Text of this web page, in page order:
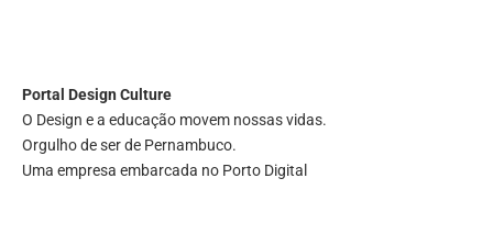
Portal Design Culture
O Design e a educação movem nossas vidas.
Orgulho de ser de Pernambuco.
Uma empresa embarcada no Porto Digital